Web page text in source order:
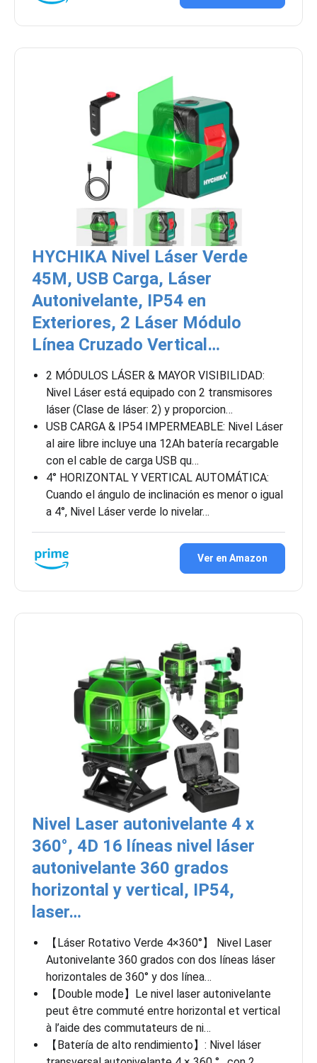
HYCHIKA Nivel Láser Verde
45M, USB Carga, Láser
Autonivelante, IP54 en
Exteriores, 2 Láser Módulo
Línea Cruzado Vertical…
2 MÓDULOS LÁSER & MAYOR VISIBILIDAD:
Nivel Láser está equipado con 2 transmisores
láser (Clase de láser: 2) y proporcion…
USB CARGA & IP54 IMPERMEABLE: Nivel Láser
al aire libre incluye una 12Ah batería recargable
con el cable de carga USB qu…
4° HORIZONTAL Y VERTICAL AUTOMÁTICA:
Cuando el ángulo de inclinación es menor o igual
a 4°, Nivel Láser verde lo nivelar…
Ver en Amazon
Nivel Laser autonivelante 4 x
360°, 4D 16 líneas nivel láser
autonivelante 360 grados
horizontal y vertical, IP54,
laser…
【Láser Rotativo Verde 4×360°】 Nivel Laser
Autonivelante 360 grados con dos líneas láser
horizontales de 360° y dos línea…
【Double mode】Le nivel laser autonivelante
peut être commuté entre horizontal et vertical
à l’aide des commutateurs de ni…
【Batería de alto rendimiento】: Nivel láser